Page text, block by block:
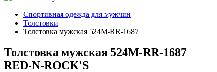
Спортивная одежда для мужчин
Толстовки
Толстовка мужская 524M-RR-1687
Толстовка мужская 524M-RR-1687
RED-N-ROCK'S